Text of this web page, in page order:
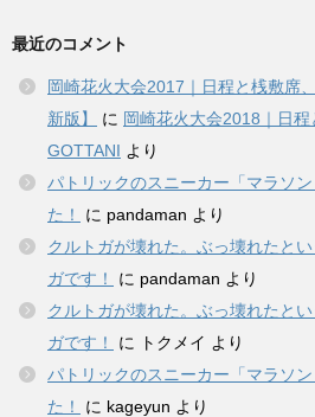
最近のコメント
岡崎花火大会2017｜日程と桟敷席
新版】
に 岡崎花火大会2018｜日
GOTTANI より
パトリックのスニーカー「マラソ
た！
に pandaman より
クルトガが壊れた。ぶっ壊れたと
ガです！
に pandaman より
クルトガが壊れた。ぶっ壊れたと
ガです！
に トクメイ より
パトリックのスニーカー「マラソ
た！
に kageyun より